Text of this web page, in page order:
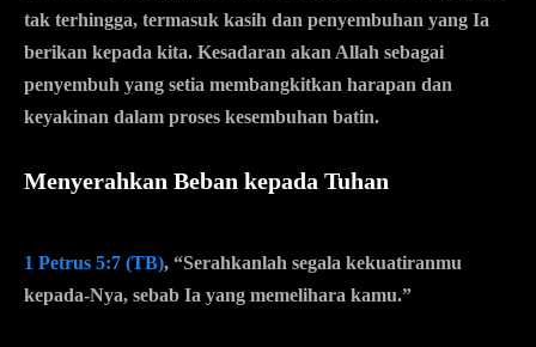
tak terhingga, termasuk kasih dan penyembuhan yang Ia
berikan kepada kita. Kesadaran akan Allah sebagai
penyembuh yang setia membangkitkan harapan dan
keyakinan dalam proses kesembuhan batin.
Menyerahkan Beban kepada Tuhan
1 Petrus 5:7 (TB), “Serahkanlah segala kekuatiranmu
kepada-Nya, sebab Ia yang memelihara kamu.”